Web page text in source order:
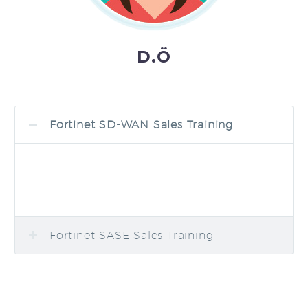
D.Ö
Fortinet SD-WAN Sales Training
Fortinet SASE Sales Training